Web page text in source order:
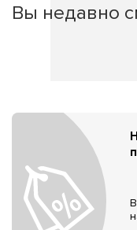
Вы недавно